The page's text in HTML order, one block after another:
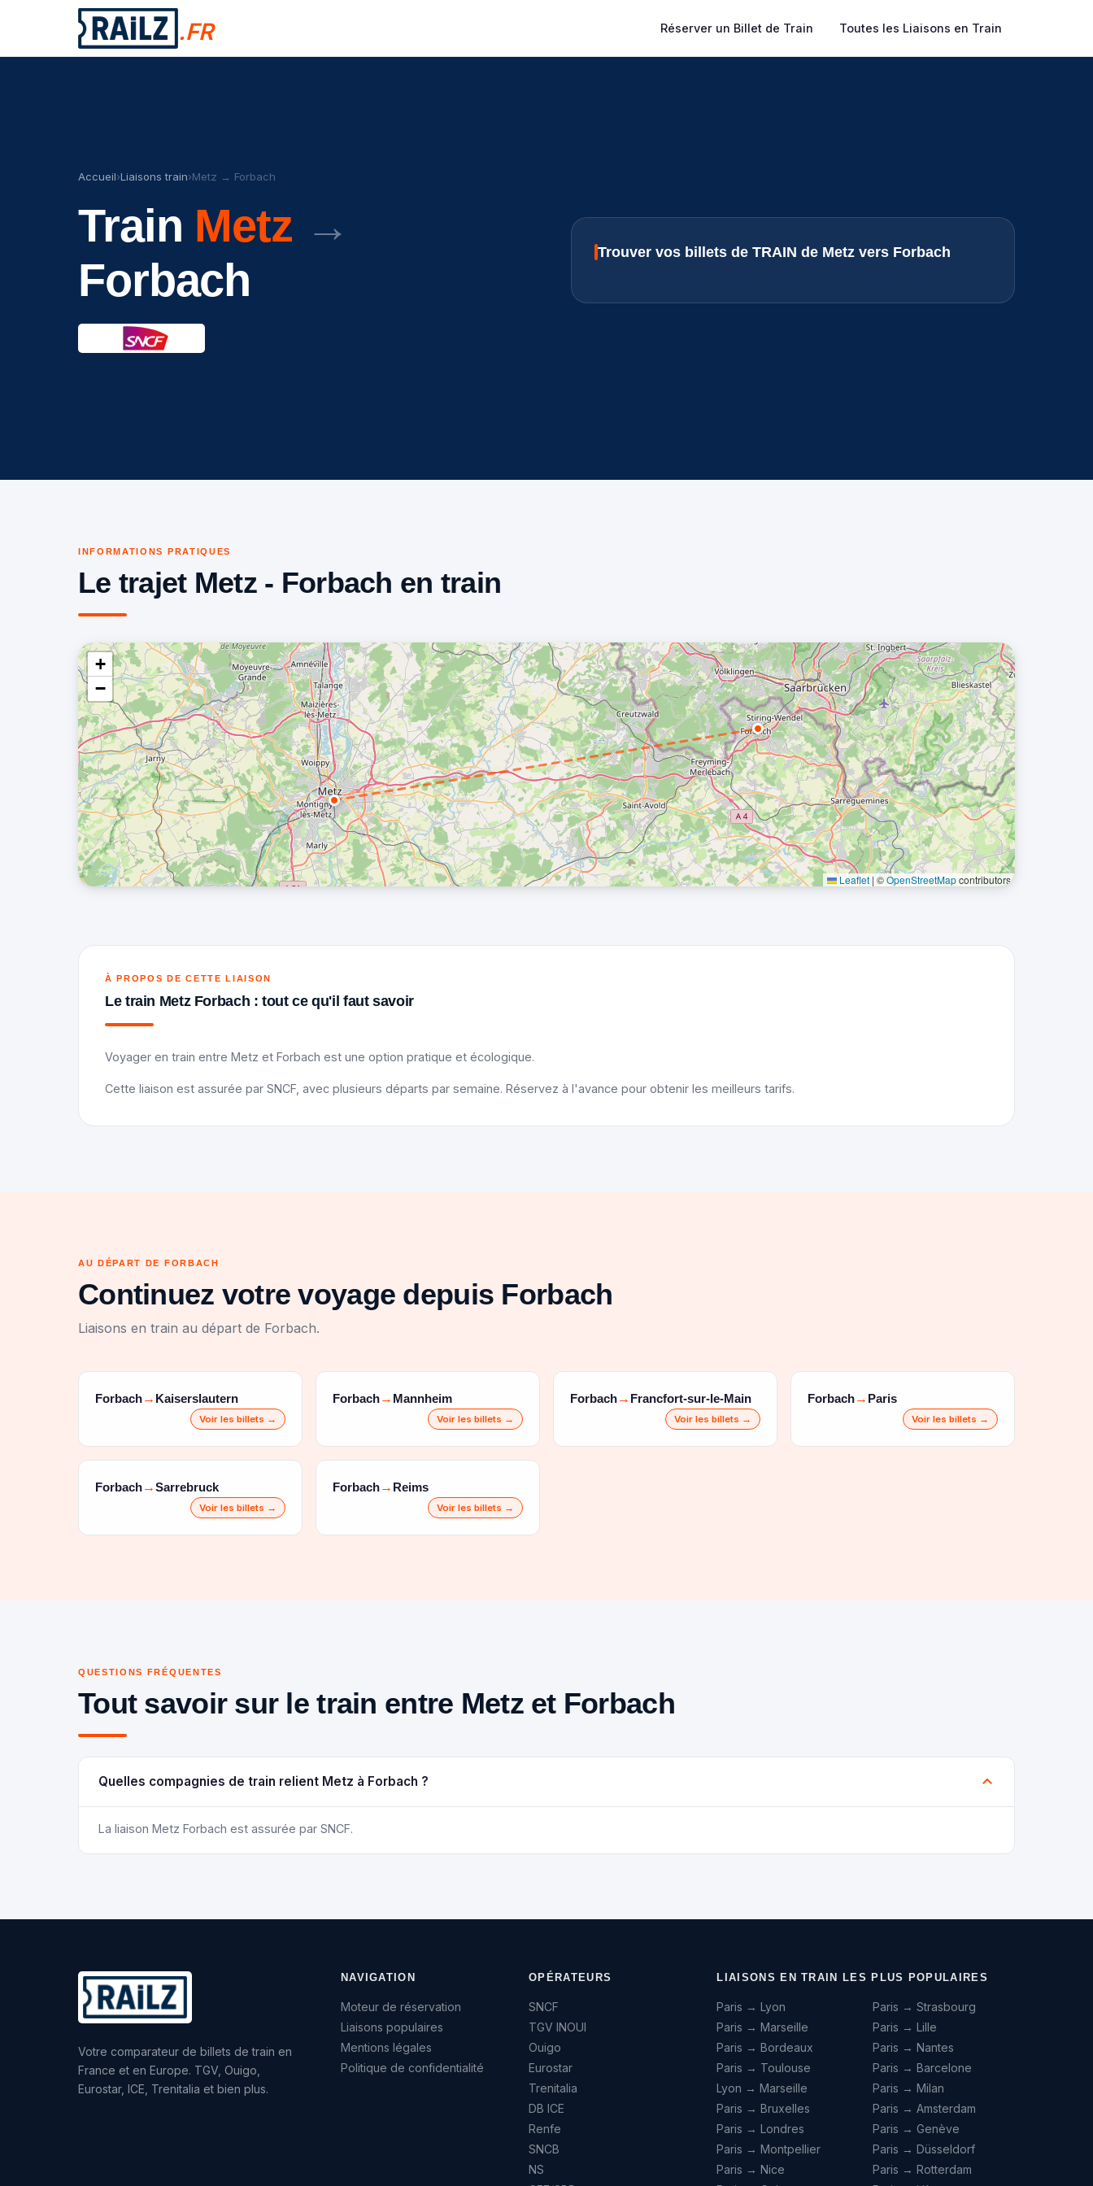
.FR Réserver un Billet de Train Toutes les Liaisons en Train
Accueil›Liaisons train›Metz → Forbach
Train Metz →
Forbach
Trouver vos billets de TRAIN de Metz vers Forbach
INFORMATIONS PRATIQUES
Le trajet Metz - Forbach en train
+
−
Leaflet | ©OpenStreetMapcontributors
À PROPOS DE CETTE LIAISON
Le train Metz Forbach : tout ce qu'il faut savoir
Voyager en train entre Metz et Forbach est une option pratique et écologique.
Cette liaison est assurée par SNCF, avec plusieurs départs par semaine. Réservez à l'avance pour obtenir les meilleurs tarifs.
AU DÉPART DE FORBACH
Continuez votre voyage depuis Forbach
Liaisons en train au départ de Forbach.
Forbach→ Kaiserslautern
Voir les billets →
Forbach→ Mannheim
Voir les billets →
Forbach→ Francfort-sur-le-Main
Voir les billets →
Forbach→ Paris
Voir les billets →
Forbach→Sarrebruck
Voir les billets →
Forbach→ Reims
Voir les billets →
QUESTIONS FRÉQUENTES
Tout savoir sur le train entre Metz et Forbach
Quelles compagnies de train relient Metz à Forbach ?
La liaison Metz Forbach est assurée par SNCF.
Votre comparateur de billets de train en
France et en Europe. TGV, Ouigo,
Eurostar, ICE, Trenitalia et bien plus.
NAVIGATION
Moteur de réservation
Liaisons populaires
Mentions légales
Politique de confidentialité
OPÉRATEURS
SNCF
TGV INOUI
Ouigo
Eurostar
Trenitalia
DB ICE
Renfe
SNCB
NS
LIAISONS EN TRAIN LES PLUS POPULAIRES
Paris → Lyon
Paris → Marseille
Paris → Bordeaux
Paris → Toulouse
Lyon → Marseille
Paris → Bruxelles
Paris → Londres
Paris → Montpellier
Paris → Nice
Paris → Strasbourg
Paris → Lille
Paris → Nantes
Paris → Barcelone
Paris → Milan
Paris → Amsterdam
Paris → Genève
Paris → Düsseldorf
Paris → Rotterdam